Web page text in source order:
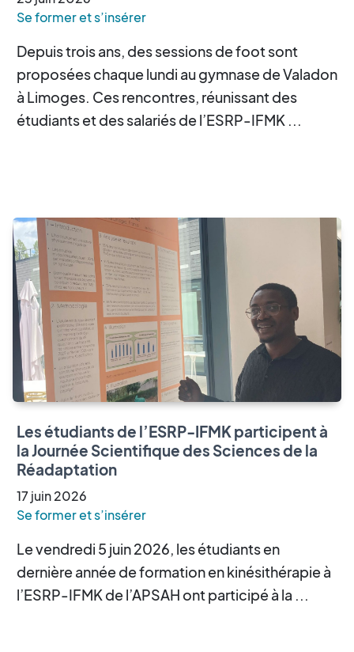
Se former et s’insérer
Depuis trois ans, des sessions de foot sont
proposées chaque lundi au gymnase de Valadon
à Limoges. Ces rencontres, réunissant des
étudiants et des salariés de l’ESRP-IFMK ...
Les étudiants de l’ESRP-IFMK participent à
la Journée Scientifique des Sciences de la
Réadaptation
17juin2026
Se former et s’insérer
Le vendredi 5 juin 2026, les étudiants en
dernière année de formation en kinésithérapie à
l’ESRP-IFMK de l’APSAH ont participé à la ...